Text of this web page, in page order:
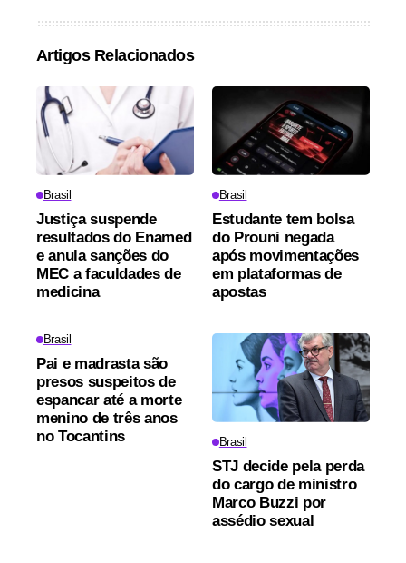
Artigos Relacionados
Brasil
Justiça suspende
resultados do Enamed
e anula sanções do
MEC a faculdades de
medicina
Brasil
Estudante tem bolsa
do Prouni negada
após movimentações
em plataformas de
apostas
Brasil
Pai e madrasta são
presos suspeitos de
espancar até a morte
menino de três anos
no Tocantins
Brasil
STJ decide pela perda
do cargo de ministro
Marco Buzzi por
assédio sexual